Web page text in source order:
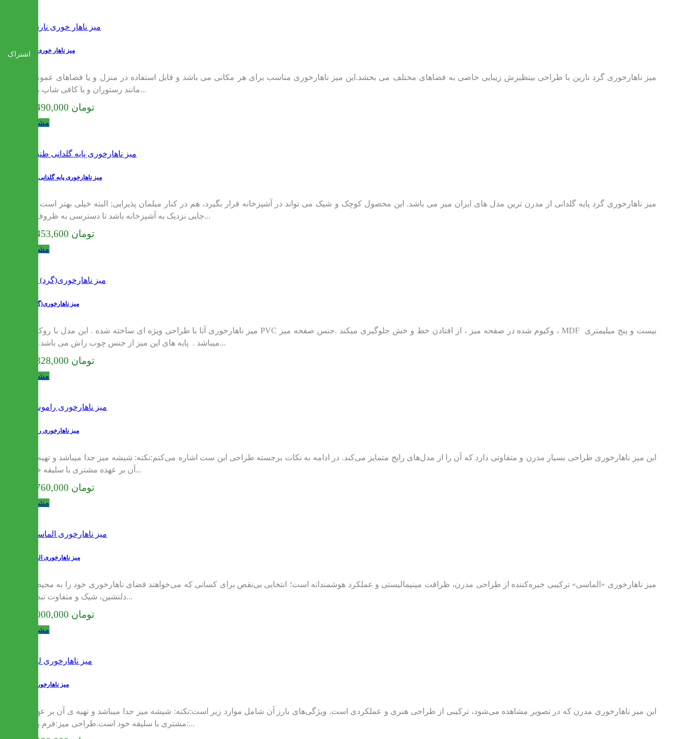
میز ناهار خوری نارین
میز ناهارخوری گرد نارین با طراحی بینظیرش زیبایی خاصی به فضاهای مختلف می بخشد.این میز ناهارخوری مناسب برای هر مکانی می باشد و قابل استفاده در منزل و یا فضاهای عمومی
مانند رستوران و یا کافی شاپ می...
17,490,000 تومان
مشاهده
میز ناهارخوری پایه گلدانی طنین
میز ناهارخوری گرد پایه گلدانی از مدرن ترین مدل های ایران میز می باشد. این محصول کوچک و شیک می تواند در آشپزخانه قرار بگیرد، هم در کنار مبلمان پذیرایی; البته خیلی بهتر است که
جایی نزدیک به آشپزخانه باشد تا دسترسی به ظروف و...
18,453,600 تومان
مشاهده
میز ناهارخوری(گرد) آتا
میز ناهارخوری آتا با طراحی ویژه ای ساخته شده . این مدل با روکش PVC وکیوم شده در صفحه میز ، از افتادن خط و خش جلوگیری میکند .جنس صفحه میز ، MDF بیست و پنج میلیمتری
میباشد . پایه های این میز از جنس چوب راش می باشد. در...
20,328,000 تومان
مشاهده
میز ناهارخوری راموس
این میز ناهارخوری طراحی بسیار مدرن و متفاوتی دارد که آن را از مدل‌های رایج متمایز می‌کند. در ادامه به نکات برجسته طراحی این ست اشاره می‌کنم:نکته: شیشه میز جدا میباشد و تهیه ی
آن بر عهده مشتری با سلیقه خود...
23,760,000 تومان
مشاهده
میز ناهارخوری الماسی
میز ناهارخوری «الماسی» ترکیبی خیره‌کننده از طراحی مدرن، ظرافت مینیمالیستی و عملکرد هوشمندانه است؛ انتخابی بی‌نقص برای کسانی که می‌خواهند فضای ناهارخوری خود را به محیطی
دلنشین، شیک و متفاوت تبدیل...
24,000,000 تومان
مشاهده
میز ناهارخوری لینا
این میز ناهارخوری مدرن که در تصویر مشاهده می‌شود، ترکیبی از طراحی هنری و عملکردی است. ویژگی‌های بارز آن شامل موارد زیر است:نکته: شیشه میز جدا میباشد و تهیه ی آن بر عهده
مشتری با سلیقه خود است.طراحی میز:فرم پایه:...
اشتراک